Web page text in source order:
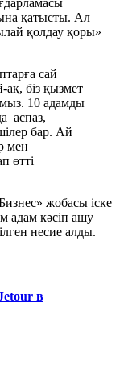
қатысты. Ал
қолдау қоры»
сай
ақ, біз қызмет
10 адамды
аспаз,
бар. Ай
мен
өтті
жобасы іске
адам кәсіп ашу
несие алды.
в